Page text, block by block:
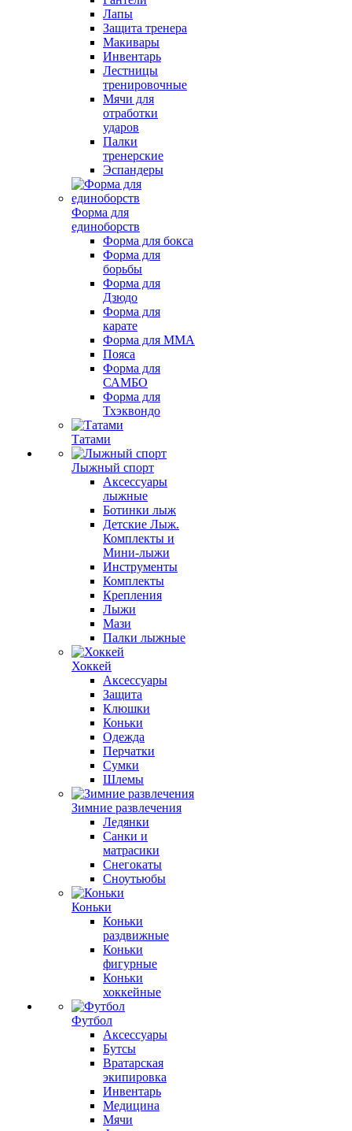
Лапы
Защита тренера
Макивары
Инвентарь
Лестницы
тренировочные
Мячи для
отработки
ударов
Палки
тренерские
Эспандеры
Форма для
единоборств
Форма для бокса
Форма для
борьбы
Форма для
Дзюдо
Форма для
карате
Форма для MMA
Пояса
Форма для
САМБО
Форма для
Тхэквондо
Татами
Лыжный спорт
Аксессуары
лыжные
Ботинки лыж
Детские Лыж.
Комплекты и
Мини-лыжи
Инструменты
Комплекты
Крепления
Лыжи
Мази
Палки лыжные
Хоккей
Аксессуары
Защита
Клюшки
Коньки
Одежда
Перчатки
Сумки
Шлемы
Зимние развлечения
Ледянки
Санки и
матрасики
Снегокаты
Сноутьюбы
Коньки
Коньки
раздвижные
Коньки
фигурные
Коньки
хоккейные
Футбол
Аксессуары
Бутсы
Вратарская
экипировка
Инвентарь
Медицина
Мячи